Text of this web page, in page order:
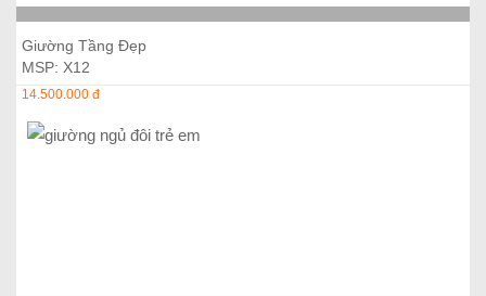
Giường Tầng Đẹp
MSP: X12
14.500.000 đ